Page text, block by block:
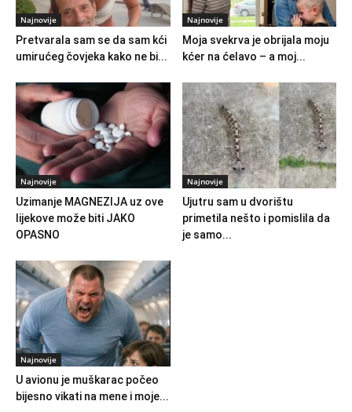
Najnovije
Pretvarala sam se da sam kći
umirućeg čovjeka kako ne bi...
Najnovije
Moja svekrva je obrijala moju
kćer na ćelavo – a moj...
Najnovije
Uzimanje MAGNEZIJA uz ove
lijekove može biti JAKO
OPASNO
Najnovije
Ujutru sam u dvorištu
primetila nešto i pomislila da
je samo...
Najnovije
U avionu je muškarac počeo
bijesno vikati na mene i moje...